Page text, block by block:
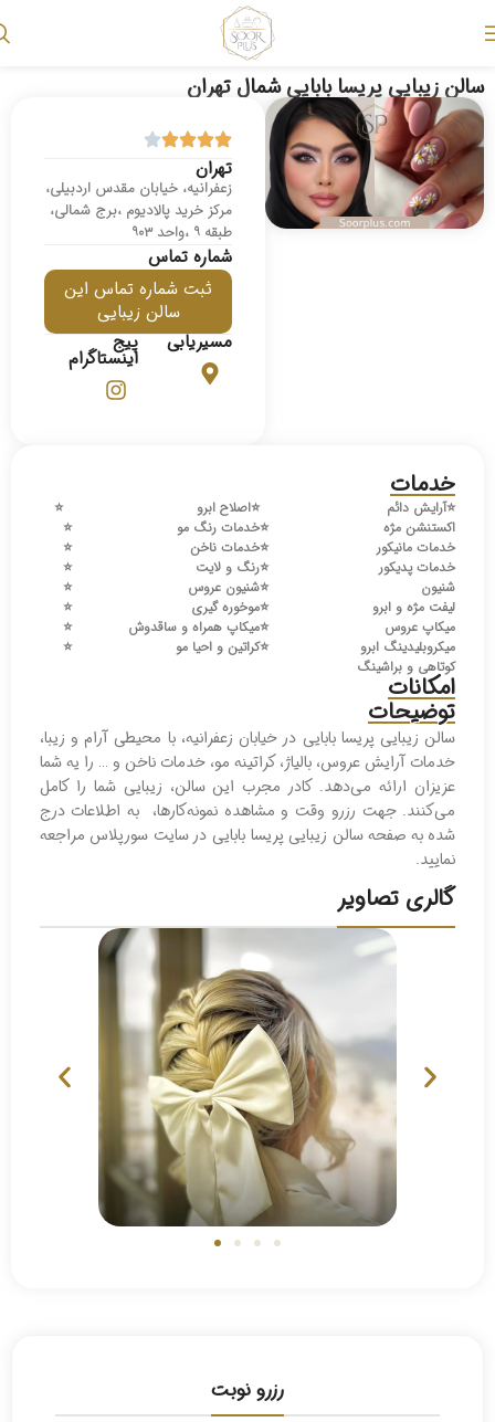
رزرو نوبت
سالن زیبایی پریسا بابایی شمال تهران
تهران
زعفرانیه، خیابان مقدس اردبیلی،
مرکز خرید پالادیوم ،برج شمالی،
طبقه ۹ ،واحد ۹۰۳
شماره تماس
ثبت شماره تماس این
سالن زیبایی
مسیریابی
پیج
اینستاگرام
خدمات
⭐️آرایش دائم ⭐️اصلاح ابرو
⭐️
اکستنشن مژه
⭐️خدمات رنگ مو
⭐️
خدمات مانیکور
⭐️خدمات ناخن
⭐️
خدمات پدیکور
⭐️رنگ و لایت
⭐️
شنیون
⭐️شنیون عروس
⭐️
لیفت مژه و ابرو
⭐️موخوره گیری
⭐️
میکاپ عروس
⭐️میکاپ همراه و ساقدوش
⭐️
میکروبلیدینگ ابرو
⭐️کراتین و احیا مو
⭐️
کوتاهی و براشینگ
امکانات
توضیحات
سالن زیبایی پریسا بابایی در خیابان زعفرانیه، با محیطی آرام و زیبا،
خدمات آرایش عروس، بالیاژ، کراتینه مو، خدمات ناخن و … را یه شما
عزیزان ارائه می‌دهد. کادر مجرب این سالن، زیبایی شما را کامل
می‌کنند. جهت رزرو وقت و مشاهده نمونه‌کارها، به اطلاعات درج
شده به صفحه سالن زیبایی پریسا بابایی در سایت سورپلاس مراجعه
نمایید.
گالری تصاویر